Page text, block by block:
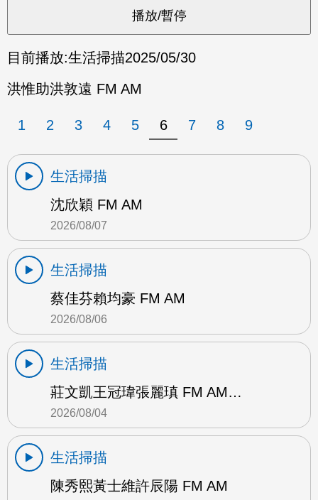
目前播放:生活掃描2025/05/30
洪惟助洪敦遠 FM AM
1 2 3 4 5 6 7 8 9
生活掃描
沈欣穎 FM AM
2026/08/07
生活掃描
蔡佳芬賴均豪 FM AM
2026/08/06
生活掃描
莊文凱王冠瑋張麗瑱 FM AM…
2026/08/04
生活掃描
陳秀熙黃士維許辰陽 FM AM